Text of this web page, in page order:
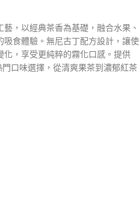
藝，以經典茶香為基礎，融合水果、
食體驗。無尼古丁配方設計，讓使
，享受更純粹的霧化口感。提供
口味選擇，從清爽果茶到濃郁紅茶